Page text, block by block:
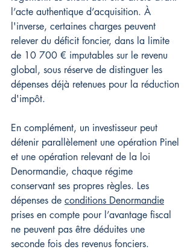
l’acte authentique d’acquisition. À
l'inverse, certaines charges peuvent
relever du déficit foncier, dans la limite
de 10 700 € imputables sur le revenu
global, sous réserve de distinguer les
dépenses déjà retenues pour la réduction
d'impôt.
En complément, un investisseur peut
détenir parallèlement une opération Pinel
et une opération relevant de la loi
Denormandie, chaque régime
conservant ses propres règles. Les
dépenses de conditions Denormandie
prises en compte pour l’avantage fiscal
ne peuvent pas être déduites une
seconde fois des revenus fonciers.